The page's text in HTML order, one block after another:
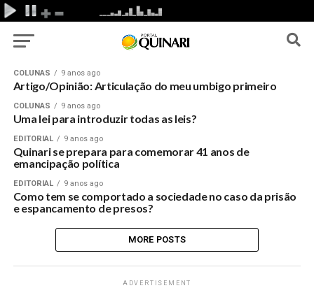
COLUNAS 9 anos ago
Artigo/Opinião: Articulação do meu umbigo primeiro
COLUNAS 9 anos ago
Uma lei para introduzir todas as leis?
EDITORIAL 9 anos ago
Quinari se prepara para comemorar 41 anos de
emancipação política
EDITORIAL 9 anos ago
Como tem se comportado a sociedade no caso da prisão
e espancamento de presos?
MORE POSTS
ADVERTISEMENT